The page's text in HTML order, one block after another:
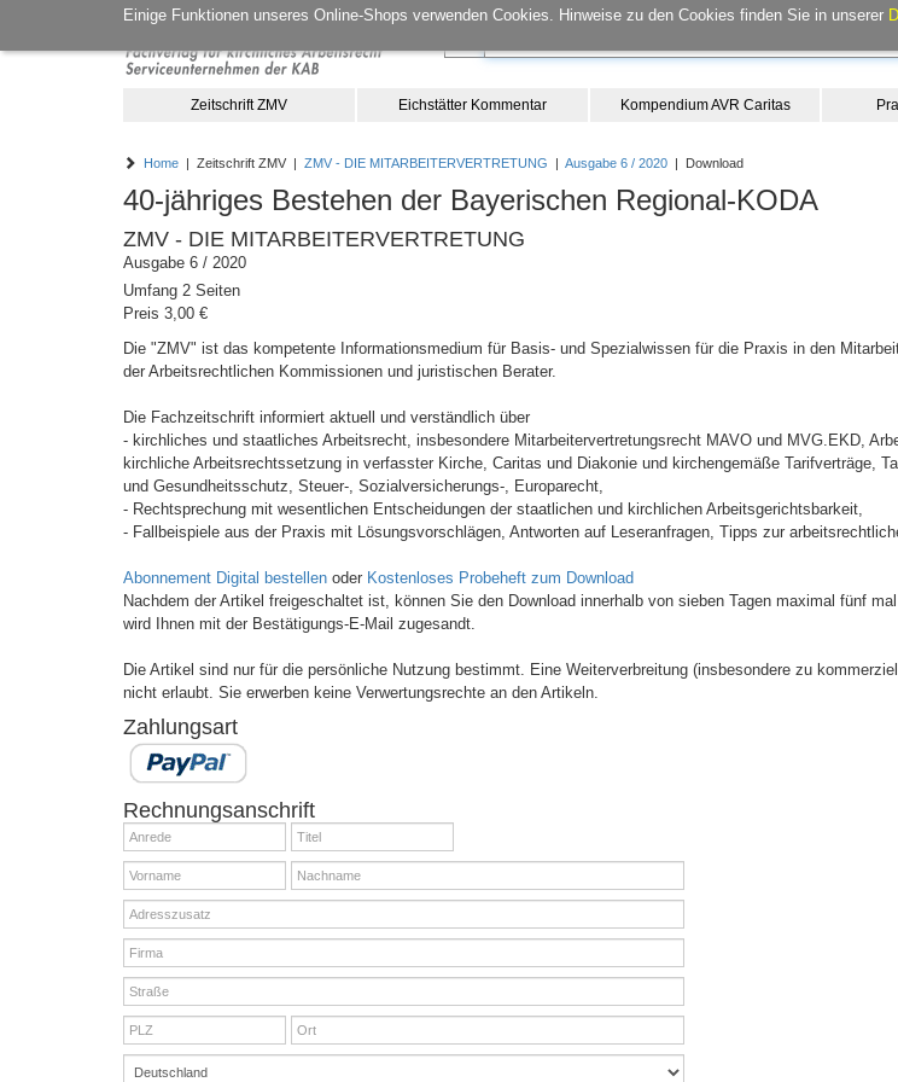
Einige Funktionen unseres Online-Shops verwenden Cookies. Hinweise zu den Cookies finden Sie in unserer
Zeitschrift ZMV Eichstätter Kommentar Kompendium AVR Caritas
Home | Zeitschrift ZMV | ZMV - DIE MITARBEITERVERTRETUNG | Ausgabe 6 / 2020 | Download
40-jähriges Bestehen der Bayerischen Regional-KODA
ZMV - DIE MITARBEITERVERTRETUNG
Ausgabe 6 / 2020
Umfang 2 Seiten
Preis 3,00 €
Die "ZMV" ist das kompetente Informationsmedium für Basis- und Spezialwissen für die Praxis in den
der Arbeitsrechtlichen Kommissionen und juristischen Berater.
Die Fachzeitschrift informiert aktuell und verständlich über
- kirchliches und staatliches Arbeitsrecht, insbesondere Mitarbeitervertretungsrecht MAVO und MVG.EKD,
kirchliche Arbeitsrechtssetzung in verfasster Kirche, Caritas und Diakonie und kirchengemäße Tarifverträge,
und Gesundheitsschutz, Steuer-, Sozialversicherungs-, Europarecht,
- Rechtsprechung mit wesentlichen Entscheidungen der staatlichen und kirchlichen Arbeitsgerichtsbarkeit,
- Fallbeispiele aus der Praxis mit Lösungsvorschlägen, Antworten auf Leseranfragen, Tipps zur
Abonnement Digital bestellen oder Kostenloses Probeheft zum Download
Nachdem der Artikel freigeschaltet ist, können Sie den Download innerhalb von sieben Tagen maximal fünf
wird Ihnen mit der Bestätigungs-E-Mail zugesandt.
Die Artikel sind nur für die persönliche Nutzung bestimmt. Eine Weiterverbreitung (insbesondere zu
nicht erlaubt. Sie erwerben keine Verwertungsrechte an den Artikeln.
Zahlungsart
Rechnungsanschrift